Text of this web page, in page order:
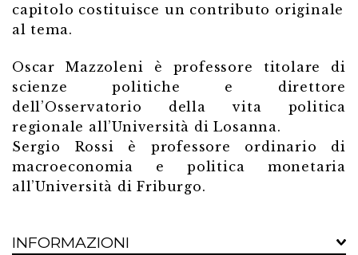
capitolo costituisce un contributo originale
al tema.
Oscar Mazzoleni è professore titolare di
scienze politiche e direttore
dell’Osservatorio della vita politica
regionale all’Università di Losanna.
Sergio Rossi è professore ordinario di
macroeconomia e politica monetaria
all’Università di Friburgo.
INFORMAZIONI